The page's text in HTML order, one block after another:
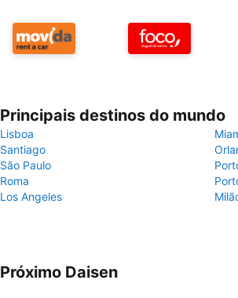
Principais destinos do mundo
Lisboa
Santiago
São Paulo
Roma
Los Angeles
Próximo Daisen